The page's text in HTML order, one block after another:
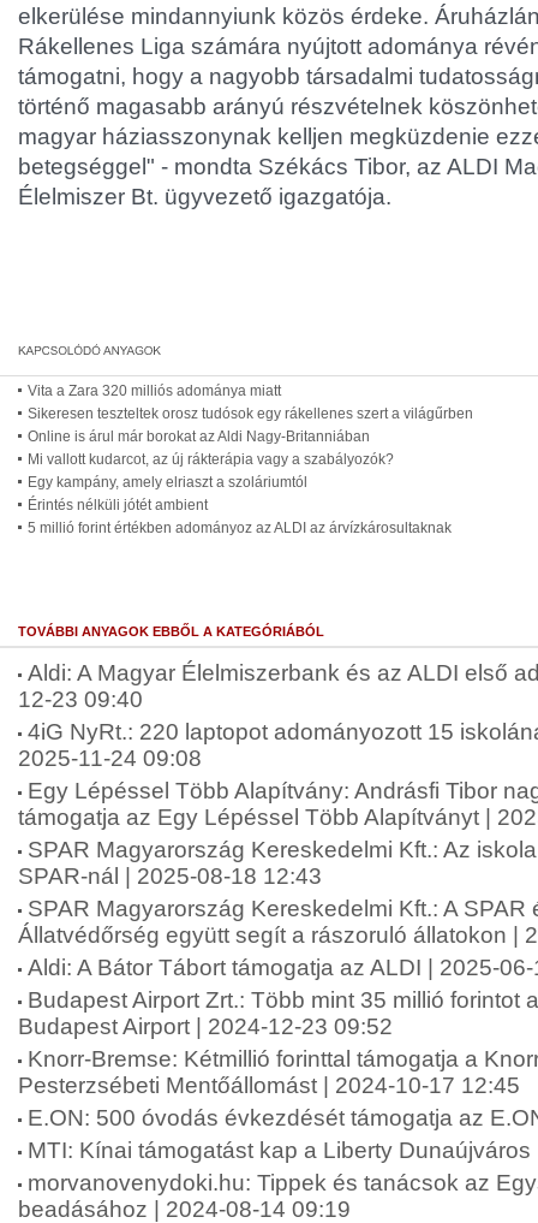
elkerülése mindannyiunk közös érdeke.
Rákellenes Liga számára nyújtott adománya
támogatni, hogy a nagyobb társadalmi
történő magasabb arányú részvételnek
magyar háziasszonynak kelljen megküzdenie
betegséggel" - mondta Székács Tibor, az ALDI
Élelmiszer Bt. ügyvezető igazgatója.
Vita a Zara 320 milliós adománya miatt
Sikeresen teszteltek orosz tudósok egy rákellenes szert a világűrben
Online is árul már borokat az Aldi Nagy-Britanniában
Mi vallott kudarcot, az új rákterápia vagy a szabályozók?
Egy kampány, amely elriaszt a szoláriumtól
Érintés nélküli jótét ambient
5 millió forint értékben adományoz az ALDI az árvízkárosultaknak
TOVÁBBI ANYAGOK EBBŐL A KATEGÓRIÁBÓL
Aldi: A Magyar Élelmiszerbank és az ALDI első
12-23 09:40
4iG NyRt.: 220 laptopot adományozott 15
2025-11-24 09:08
Egy Lépéssel Több Alapítvány: Andrásfi Tibor
támogatja az Egy Lépéssel Több Alapítványt |
SPAR Magyarország Kereskedelmi Kft.: Az
SPAR-nál | 2025-08-18 12:43
SPAR Magyarország Kereskedelmi Kft.: A SPAR
Állatvédőrség együtt segít a rászoruló állatokon |
Aldi: A Bátor Tábort támogatja az ALDI | 2025-
Budapest Airport Zrt.: Több mint 35 millió forintot
Budapest Airport | 2024-12-23 09:52
Knorr-Bremse: Kétmillió forinttal támogatja a
Pesterzsébeti Mentőállomást | 2024-10-17 12:45
E.ON: 500 óvodás évkezdését támogatja az
MTI: Kínai támogatást kap a Liberty
morvanovenydoki.hu: Tippek és tanácsok az
beadásához | 2024-08-14 09:19